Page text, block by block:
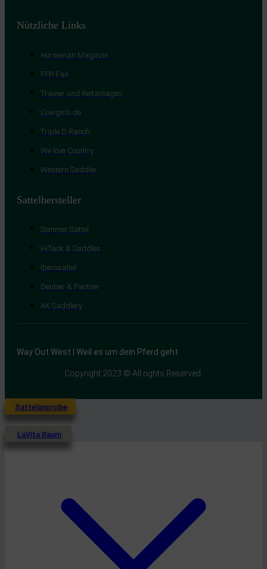
Nützliche Links
Horseman Magazin
FFP Fan
Trainer und Reitanlagen
Cowgirls.de
Triple D Ranch
We love Country
Western Saddler
Sattelhersteller
Sommer Sättel
HiTack & Saddles
Iberosattel
Deuber & Partner
AK Saddlery
Way Out West | Weil es um dein Pferd geht
Copyright 2023 © All rights Reserved.
Sattelanprobe
LaVita Baum